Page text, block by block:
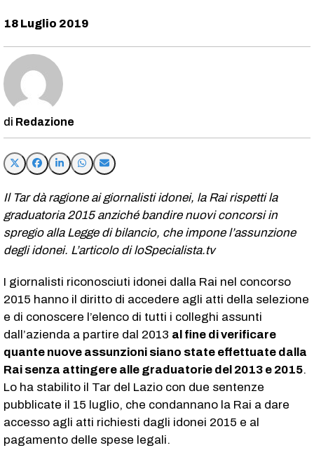
18 Luglio 2019
Redazione
Il Tar dà ragione ai giornalisti idonei, la Rai rispetti la
graduatoria 2015 anziché bandire nuovi concorsi in
spregio alla Legge di bilancio, che impone l’assunzione
degli idonei. L’articolo di loSpecialista.tv
I giornalisti riconosciuti idonei dalla Rai nel concorso
2015 hanno il diritto di accedere agli atti della selezione
e di conoscere l’elenco di tutti i colleghi assunti
dall’azienda a partire dal 2013 al fine di verificare
quante nuove assunzioni siano state effettuate dalla
Rai senza attingere alle graduatorie del 2013 e 2015.
Lo ha stabilito il Tar del Lazio con due sentenze
pubblicate il 15 luglio, che condannano la Rai a dare
accesso agli atti richiesti dagli idonei 2015 e al
pagamento delle spese legali.